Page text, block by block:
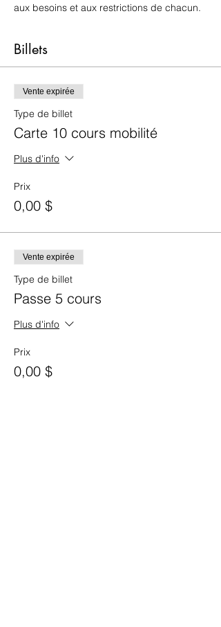
aux besoins et aux restrictions de chacun.
Billets
Vente expirée
Type de billet
Carte 10 cours mobilité
Plus d'info
Prix
0,00 $
Vente expirée
Type de billet
Passe 5 cours
Plus d'info
Prix
0,00 $